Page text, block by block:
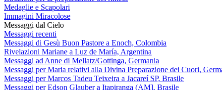
Medaglie e Scapolari
Immagini Miracolose
Messaggi dal Cielo
Messaggi recenti
Messaggi di Gesù Buon Pastore a Enoch, Colombia
Rivelazioni Mariane a Luz de María, Argentina
Messaggi ad Anne di Mellatz/Gottinga, Germania
Messaggi per Maria relativi alla Divina Preparazione dei Cuori,
Messaggi per Marcos Tadeu Teixeira a Jacareí SP, Brasile
Messaggi per Edson Glauber a Itapiranga (AM], Brasile